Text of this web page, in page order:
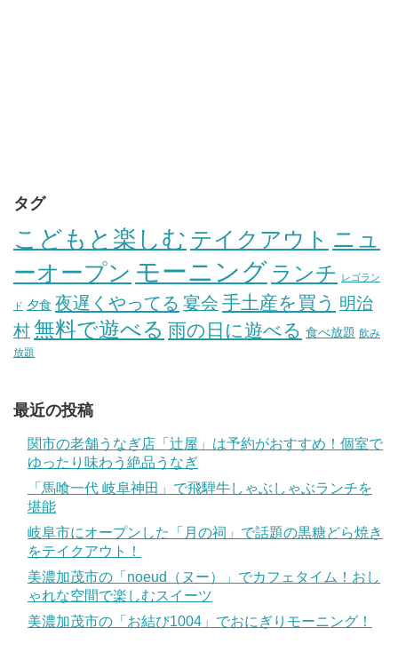
タグ
こどもと楽しむ テイクアウト ニュ
ーオープン モーニング ランチ レゴラン
ド 夕食 夜遅くやってる 宴会 手土産を買う 明治
村無料で遊べる 雨の日に遊べる 食べ放題 飲み
放題
最近の投稿
関市の老舗うなぎ店「辻屋」は予約がおすすめ！個室で
ゆったり味わう絶品うなぎ
「馬喰一代 岐阜神田」で飛騨牛しゃぶしゃぶランチを
堪能
岐阜市にオープンした「月の祠」で話題の黒糖どら焼き
をテイクアウト！
美濃加茂市の「noeud（ヌー）」でカフェタイム！おし
ゃれな空間で楽しむスイーツ
美濃加茂市の「お結び1004」でおにぎりモーニング！